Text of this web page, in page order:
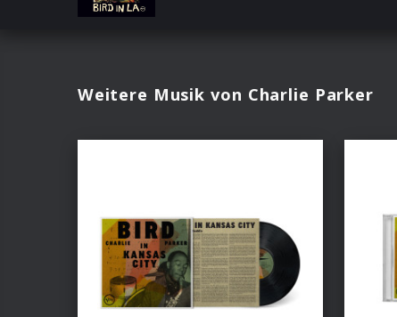
Weitere Musik von Charlie Parker